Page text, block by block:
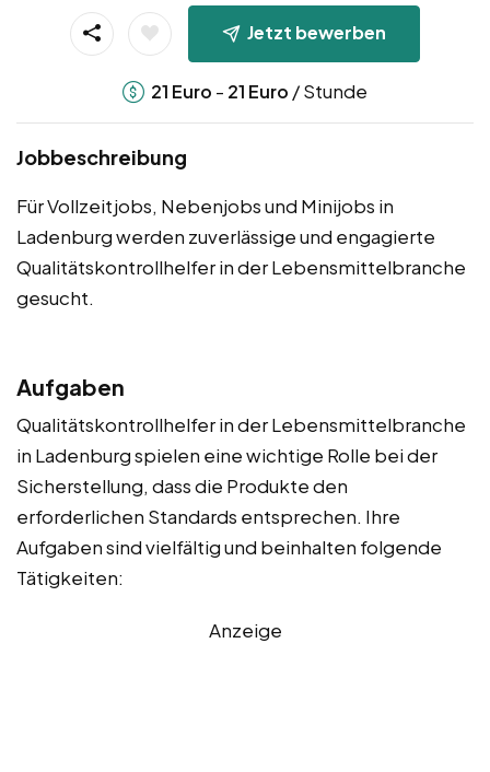
Jetzt bewerben
21 Euro - 21 Euro / Stunde
Jobbeschreibung
Für Vollzeitjobs, Nebenjobs und Minijobs in
Ladenburg werden zuverlässige und engagierte
Qualitätskontrollhelfer in der Lebensmittelbranche
gesucht.
Aufgaben
Qualitätskontrollhelfer in der Lebensmittelbranche
in Ladenburg spielen eine wichtige Rolle bei der
Sicherstellung, dass die Produkte den
erforderlichen Standards entsprechen. Ihre
Aufgaben sind vielfältig und beinhalten folgende
Tätigkeiten:
Anzeige